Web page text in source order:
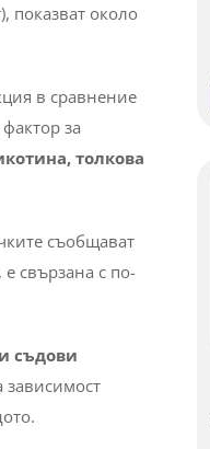
показват около
в сравнение
за
толкова
съобщават
свързана с по-
съдови